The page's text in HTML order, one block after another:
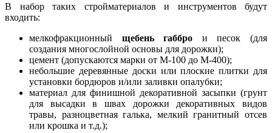
В набор таких стройматериалов и инструментов будут
входить:
мелкофракционный щебень габбро и песок (для
создания многослойной основы для дорожки);
цемент (допускаются марки от М-100 до М-400);
небольшие деревянные доски или плоские плитки для
установки бордюров и/или заливки опалубки;
материал для финишной декоративной засыпки (грунт
для высадки в швах дорожки декоративных видов
травы, разноцветная галька, мелкий гранитный отсев
или крошка и т.д.);